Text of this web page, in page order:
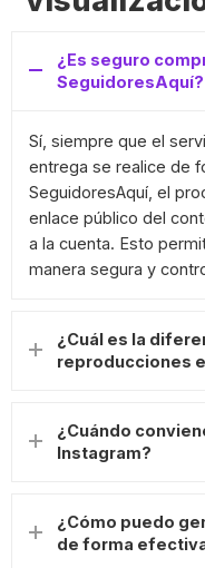
¿Es seguro
SeguidoresAquí?
Sí, siempre que el
entrega se realice de
SeguidoresAquí, el
enlace público del
a la cuenta. Esto
manera segura y
¿Cuál es la
reproducciones
¿Cuándo
Instagram?
¿Cómo puedo
de forma